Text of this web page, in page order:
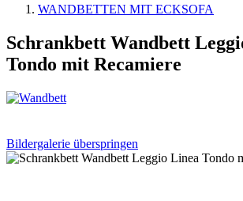
WANDBETTEN MIT ECKSOFA
Schrankbett Wandbett
Tondo mit Recamiere
Bildergalerie überspringen